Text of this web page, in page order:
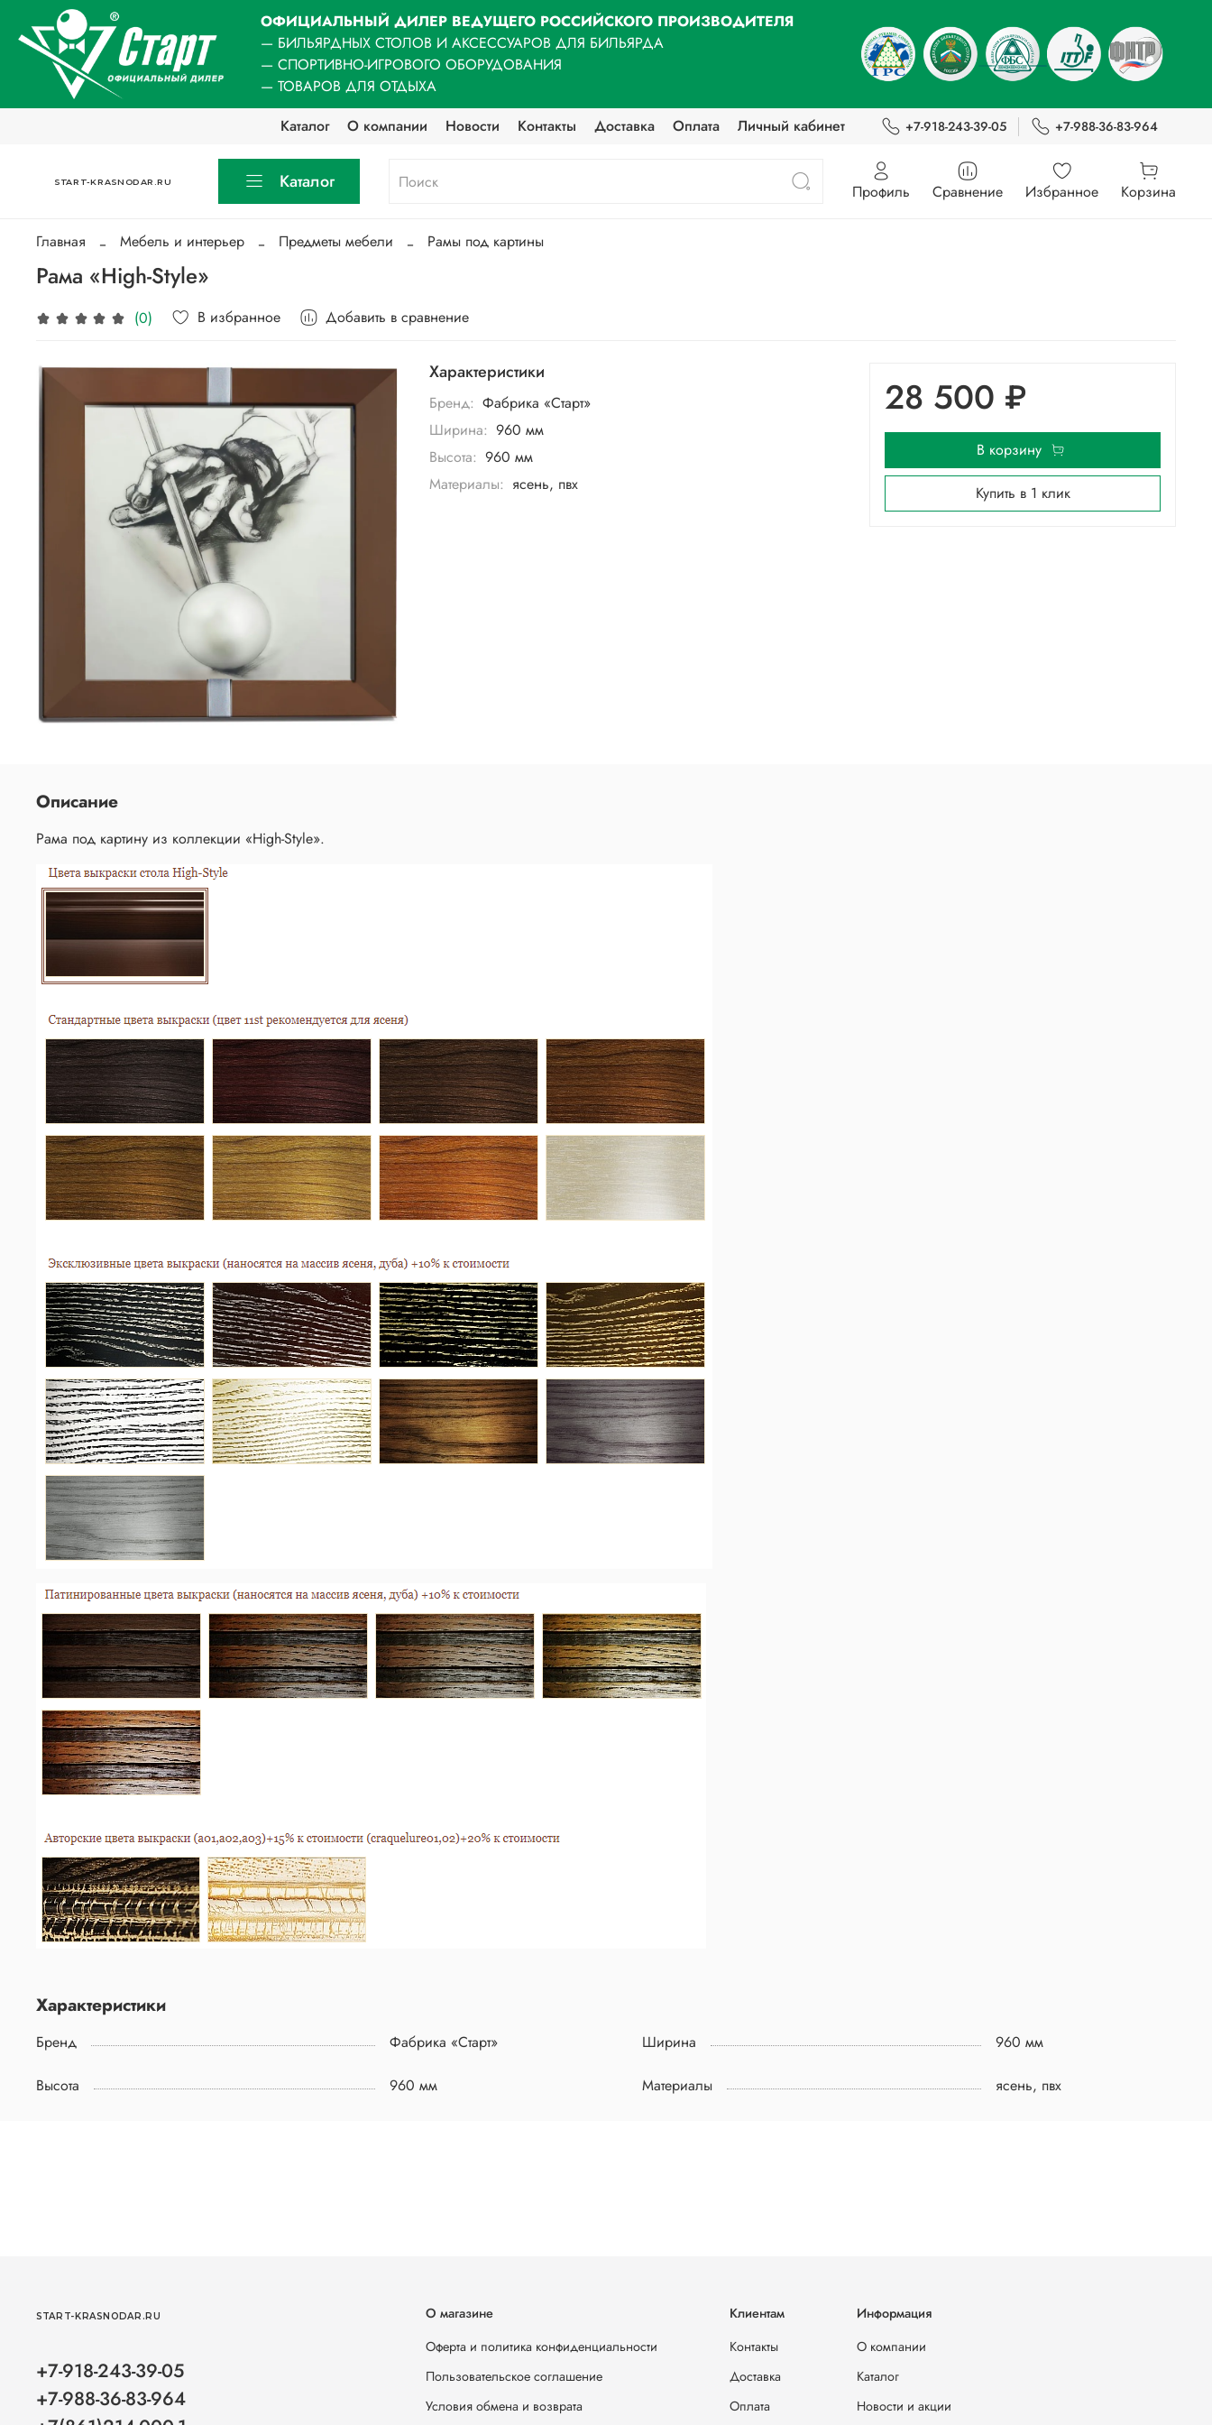
ОФИЦИАЛЬНЫЙ ДИЛЕР ВЕДУЩЕГО РОССИЙСКОГО ПРОИЗВОДИТЕЛЯ
— БИЛЬЯРДНЫХ СТОЛОВ И АКСЕССУАРОВ ДЛЯ БИЛЬЯРДА
— СПОРТИВНО-ИГРОВОГО ОБОРУДОВАНИЯ
— ТОВАРОВ ДЛЯ ОТДЫХА
Каталог
О компании Новости Контакты Доставка Оплата Личный кабинет +7-918-243-39-05 +7-988-36-83-964
START-KRASNODAR.RU Каталог Профиль Сравнение Избранное Корзина
Главная Мебель и интерьер Предметы мебели Рамы под картины
Рама «High-Style»
(0) В избранное Добавить в сравнение
Характеристики
Бренд: Фабрика «Старт»
Ширина: 960 мм
Высота: 960 мм
Материалы: ясень, пвх
28 500 ₽
В корзину
Купить в 1 клик
Описание
Рама под картину из коллекции «High-Style».
Характеристики
Бренд Фабрика «Старт» Ширина 960 мм
Высота 960 мм Материалы ясень, пвх
О магазине
Оферта и политика конфиденциальности
Пользовательское соглашение
Условия обмена и возврата
Клиентам
Контакты
Доставка
Оплата
Информация
О компании
Каталог
Новости и акции
START-KRASNODAR.RU
+7-918-243-39-05
+7-988-36-83-964